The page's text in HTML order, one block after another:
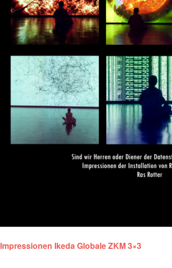
Impressionen Ikeda Globale ZKM 3×3